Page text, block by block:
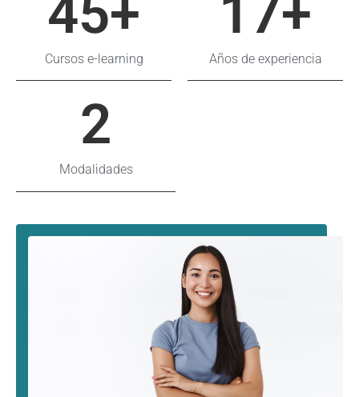
45+
Cursos e-learning
17+
Años de experiencia
2
Modalidades